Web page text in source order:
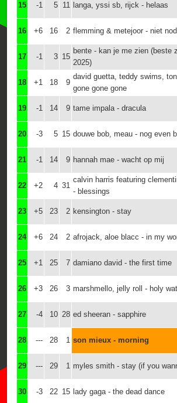
15 -1 5 11 langa, yssi sb, rijck - helaas
16 +6 16 2 flemming & metejoor - niet
17 -1 3 15
bente - kan je me zien (beste
2025)
18 +1 18 9
david guetta, teddy swims,
gone gone gone
19 -1 14 9 tame impala - dracula
20 -3 5 15 douwe bob, meau - nog even
21 -1 14 9 hannah mae - wacht op mij
22 +2 4 31
calvin harris featuring
- blessings
23 +5 23 2 kensington - stay
24 +6 24 2 afrojack, aloe blacc - in my
25 +1 25 7 damiano david - the first time
26 +3 26 3 marshmello, jelly roll - holy
27 -4 10 28 ed sheeran - sapphire
28 --- 28 1 son mieux - morning
29 --- 29 1 myles smith - stay (if you
30 -3 22 15 lady gaga - the dead dance